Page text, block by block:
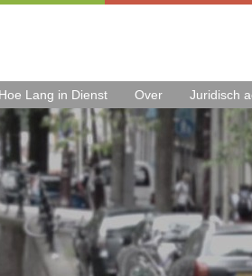
Hoe Lang in Dienst Over Juridisch